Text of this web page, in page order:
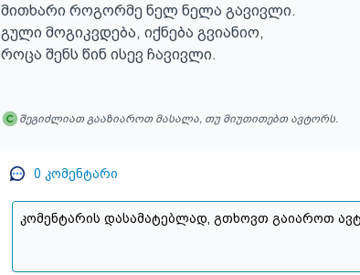
მითხარი როგორმე ნელ ნელა გავივლი.
გული მოგიკვდება, იქნება გვიანიო,
როცა შენს წინ ისევ ჩავივლი.
შეგიძლიათ გააზიაროთ მასალა, თუ მიუთითებთ ავტორს.
0 კომენტარი